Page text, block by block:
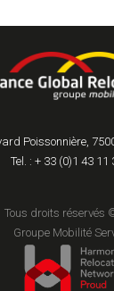
Poissonnière,
Tel. : + 33 (0)1 43 11
Tous droits réservés
Groupe Mobilité